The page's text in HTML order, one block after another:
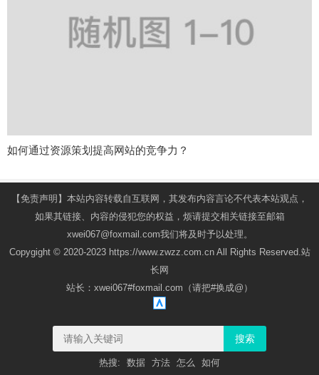
如何通过资源策划提高网站的竞争力？
【免责声明】本站内容转载自互联网，其发布内容言论不代表本站观点，
如果其链接、内容的侵犯您的权益，烦请提交相关链接至邮箱
xwei067@foxmail.com我们将及时予以处理。
Copygight © 2020-2023 https://www.zwzz.com.cn All Rights Reserved.站
长网
站长：xwei067#foxmail.com（请把#换成@）
搜索
热搜: 数据 方法 怎么 如何